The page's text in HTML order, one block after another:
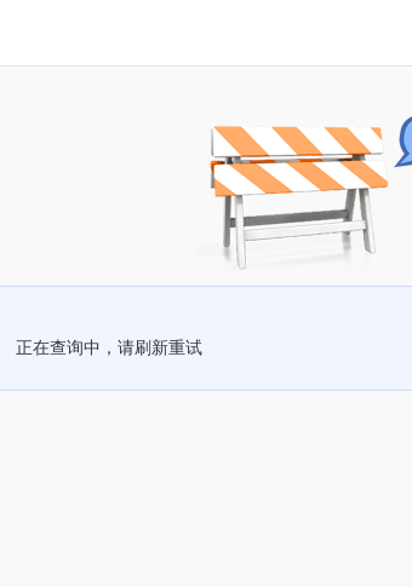
正在查询中，请刷新重试